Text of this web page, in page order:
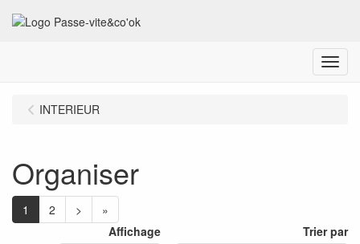
Menu
INTERIEUR
Organiser
1 2 >
»
Affichage
Trier par